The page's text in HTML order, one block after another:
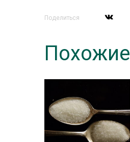
Поделиться
Похожие